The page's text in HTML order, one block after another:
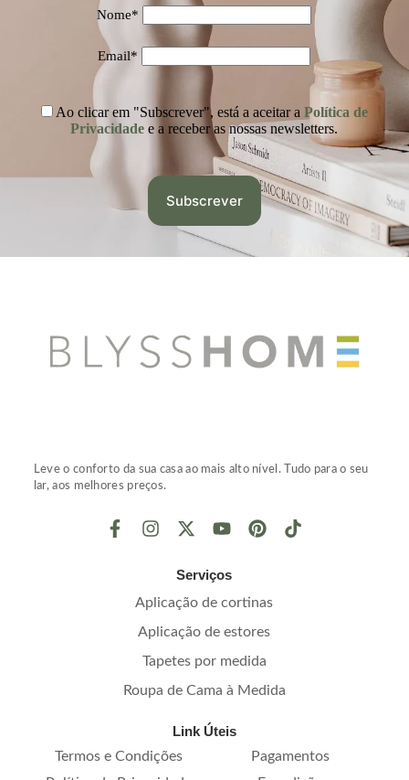
Nome*
Email*
Ao clicar em "Subscrever", está a aceitar a Política de
Privacidade e a receber as nossas newsletters.
Leve o conforto da sua casa ao mais alto nível. Tudo para o seu
lar, aos melhores preços.
Serviços
Aplicação de cortinas
Aplicação de estores
Tapetes por medida
Roupa de Cama à Medida
Link Úteis
Termos e Condições
Pagamentos